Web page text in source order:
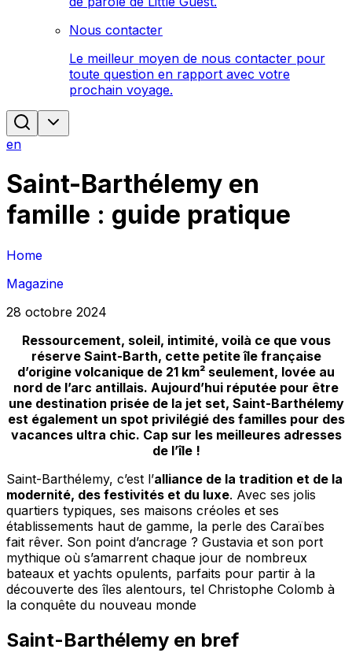
Nous contacter
Le meilleur moyen de nous contacter pour
toute question en rapport avec votre
prochain voyage.
en
Saint-Barthélemy en
famille : guide pratique
Home
Magazine
28 octobre 2024
Ressourcement, soleil, intimité, voilà ce que vous
réserve Saint-Barth, cette petite île française
d’origine volcanique de 21 km² seulement, lovée au
nord de l’arc antillais. Aujourd’hui réputée pour être
une destination prisée de la jet set, Saint-Barthélemy
est également un spot privilégié des familles pour des
vacances ultra chic. Cap sur les meilleures adresses
de l’île !
Saint-Barthélemy, c’est l’alliance de la tradition et de la
modernité, des festivités et du luxe. Avec ses jolis
quartiers typiques, ses maisons créoles et ses
établissements haut de gamme, la perle des Caraïbes
fait rêver. Son point d’ancrage ? Gustavia et son port
mythique où s’amarrent chaque jour de nombreux
bateaux et yachts opulents, parfaits pour partir à la
découverte des îles alentours, tel Christophe Colomb à
la conquête du nouveau monde
Saint-Barthélemy en bref